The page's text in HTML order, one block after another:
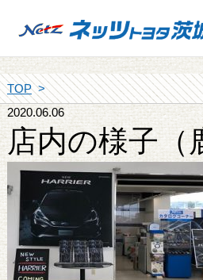
TOP
2020.06.06
店内の様子（